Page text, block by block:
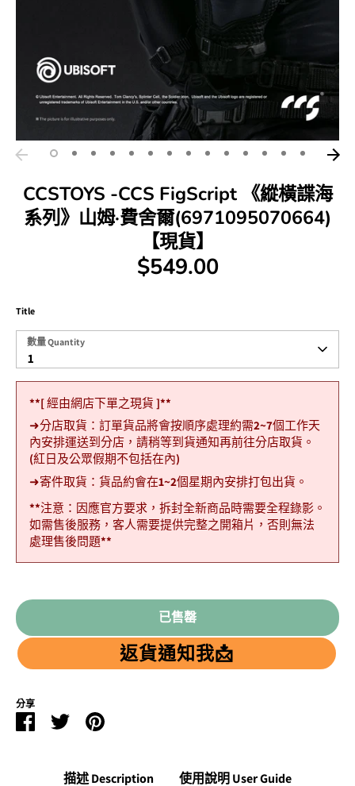
CCSTOYS -CCS FigScript 《縱橫諜海
系列》山姆·費舍爾(6971095070664)
【現貨】
$549.00
Title
數
Quantity
1
數量 Quantity
**[ 經由網店下單之現貨 ]**
➜分店取貨：訂單貨品將會按順序處理約需2~7個工作天
內安排運送到分店，請稍等到貨通知再前往分店取貨。
(紅日及公眾假期不包括在內)
➜寄件取貨：貨品約會在1~2個星期內安排打包出貨。
**注意：因應官方要求，拆封全新商品時需要全程錄影。
如需售後服務，客人需要提供完整之開箱片，否則無法
處理售後問題**
已售罄
返貨通知我📩
分享
Facebook
分
TwitterPinterest
描述 Description
使用說明 User Guide